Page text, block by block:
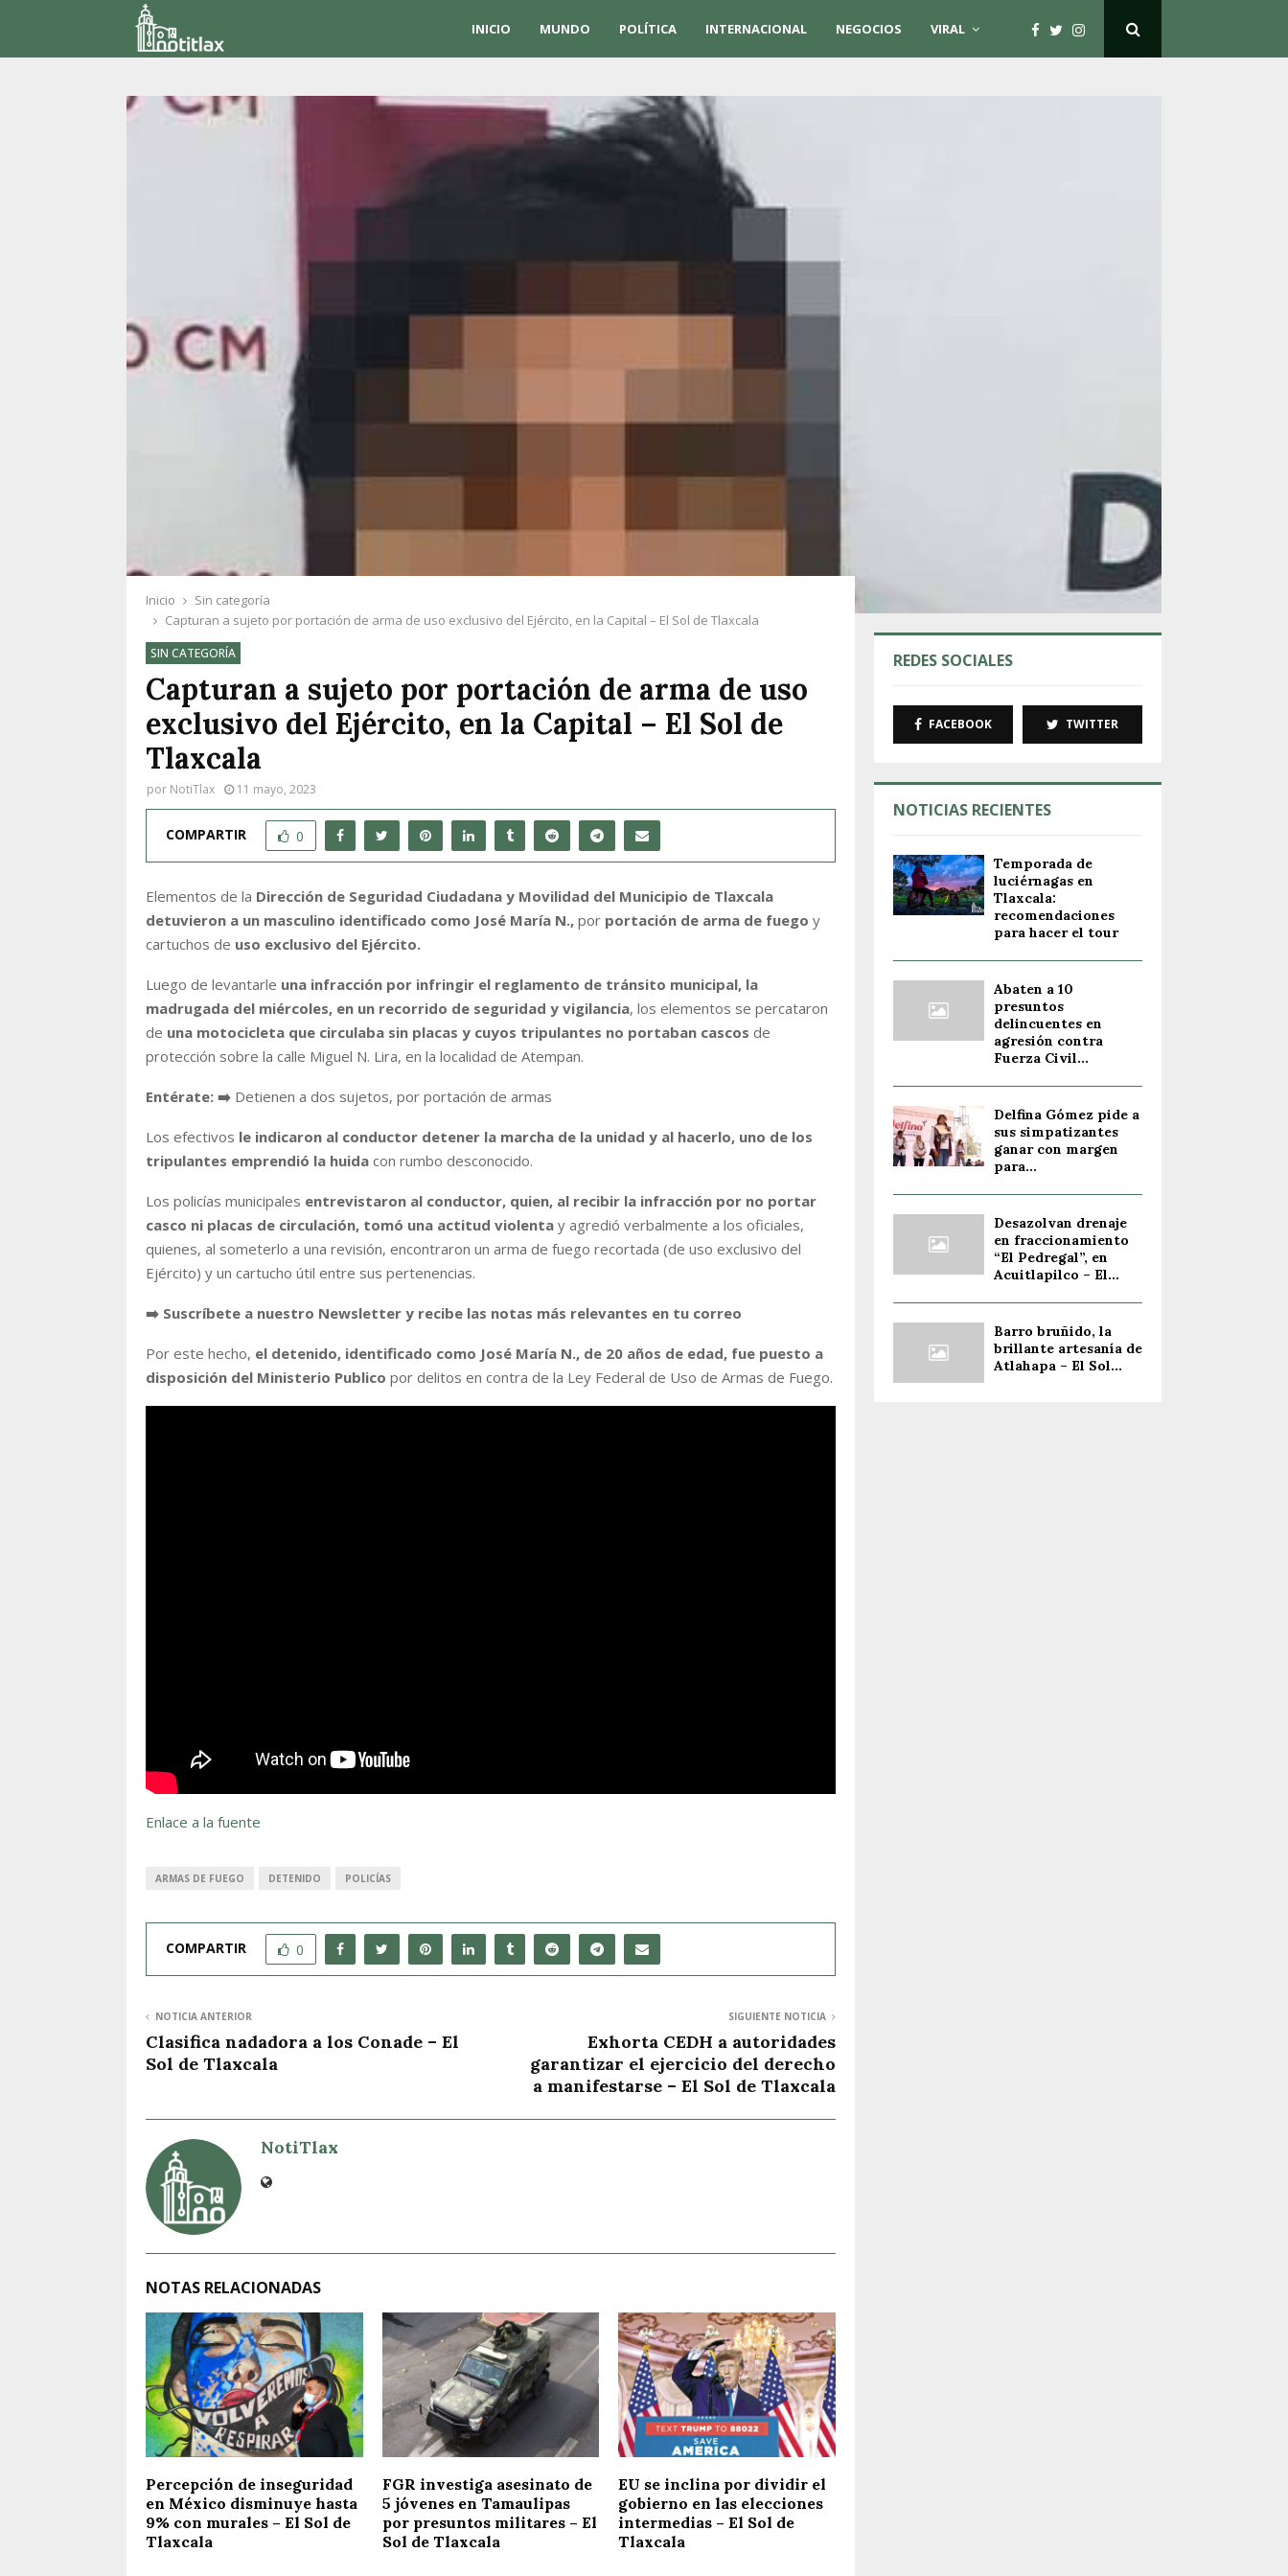
INICIO MUNDO POLÍTICA INTERNACIONAL NEGOCIOS VIRAL
Inicio
Sin categoría
Capturan a sujeto por portación de arma de uso exclusivo del Ejército, en la Capital – El Sol de Tlaxcala
SIN CATEGORÍA
Capturan a sujeto por portación de arma de uso
exclusivo del Ejército, en la Capital – El Sol de
Tlaxcala
por NotiTlax 11 mayo, 2023
COMPARTIR 0
Elementos de la Dirección de Seguridad Ciudadana y Movilidad del Municipio de Tlaxcala
detuvieron a un masculino identificado como José María N., por portación de arma de fuego y
cartuchos de uso exclusivo del Ejército.
Luego de levantarle una infracción por infringir el reglamento de tránsito municipal, la
madrugada del miércoles, en un recorrido de seguridad y vigilancia, los elementos se percataron
de una motocicleta que circulaba sin placas y cuyos tripulantes no portaban cascos de
protección sobre la calle Miguel N. Lira, en la localidad de Atempan.
Entérate: ➡️ Detienen a dos sujetos, por portación de armas
Los efectivos le indicaron al conductor detener la marcha de la unidad y al hacerlo, uno de los
tripulantes emprendió la huida con rumbo desconocido.
Los policías municipales entrevistaron al conductor, quien, al recibir la infracción por no portar
casco ni placas de circulación, tomó una actitud violenta y agredió verbalmente a los oficiales,
quienes, al someterlo a una revisión, encontraron un arma de fuego recortada (de uso exclusivo del
Ejército) y un cartucho útil entre sus pertenencias.
➡️ Suscríbete a nuestro Newsletter y recibe las notas más relevantes en tu correo
Por este hecho, el detenido, identificado como José María N., de 20 años de edad, fue puesto a
disposición del Ministerio Publico por delitos en contra de la Ley Federal de Uso de Armas de Fuego.
Enlace a la fuente
ARMAS DE FUEGO DETENIDO POLICÍAS
COMPARTIR 0
NOTICIA ANTERIOR
Clasifica nadadora a los Conade – El
Sol de Tlaxcala
SIGUIENTE NOTICIA
Exhorta CEDH a autoridades
garantizar el ejercicio del derecho
a manifestarse – El Sol de Tlaxcala
NotiTlax
NOTAS RELACIONADAS
Percepción de inseguridad
en México disminuye hasta
9% con murales – El Sol de
Tlaxcala
FGR investiga asesinato de
5 jóvenes en Tamaulipas
por presuntos militares – El
Sol de Tlaxcala
EU se inclina por dividir el
gobierno en las elecciones
intermedias – El Sol de
Tlaxcala
REDES SOCIALES
FACEBOOK TWITTER
NOTICIAS RECIENTES
Temporada de
luciérnagas en
Tlaxcala:
recomendaciones
para hacer el tour
Abaten a 10
presuntos
delincuentes en
agresión contra
Fuerza Civil...
Delfina Gómez pide a
sus simpatizantes
ganar con margen
para...
Desazolvan drenaje
en fraccionamiento
“El Pedregal”, en
Acuitlapilco – El...
Barro bruñido, la
brillante artesanía de
Atlahapa – El Sol...